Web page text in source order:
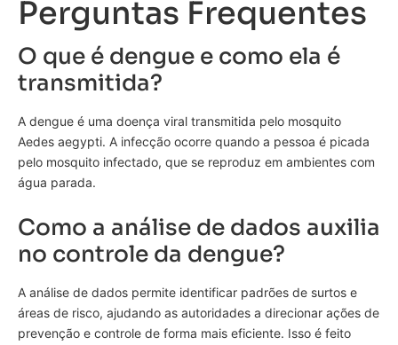
Perguntas Frequentes
O que é dengue e como ela é
transmitida?
A dengue é uma doença viral transmitida pelo mosquito
Aedes aegypti. A infecção ocorre quando a pessoa é picada
pelo mosquito infectado, que se reproduz em ambientes com
água parada.
Como a análise de dados auxilia
no controle da dengue?
A análise de dados permite identificar padrões de surtos e
áreas de risco, ajudando as autoridades a direcionar ações de
prevenção e controle de forma mais eficiente. Isso é feito